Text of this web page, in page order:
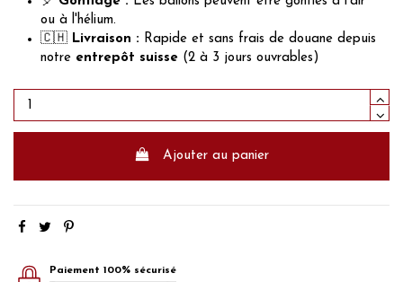
ou à l'hélium.
🇨🇭 Livraison : Rapide et sans frais de douane depuis
notre entrepôt suisse (2 à 3 jours ouvrables)
Ajouter au panier
Paiement 100% sécurisé